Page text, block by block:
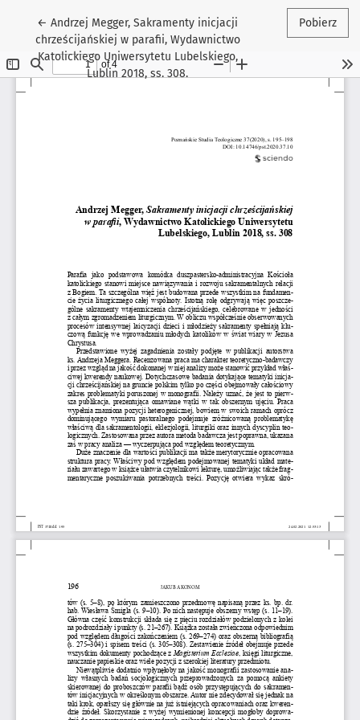
←Wróć do szczegółów artykułu
Andrzej Megger, Sakramenty inicjacji
chrześcijańskiej w parafii, Wydawnictwo
Katolickiego Uniwersytetu Lubelskiego,
Lublin 2018, ss. 308.
Pobierz